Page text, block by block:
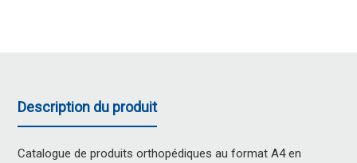
Description du produit
Catalogue de produits orthopédiques au format A4 en